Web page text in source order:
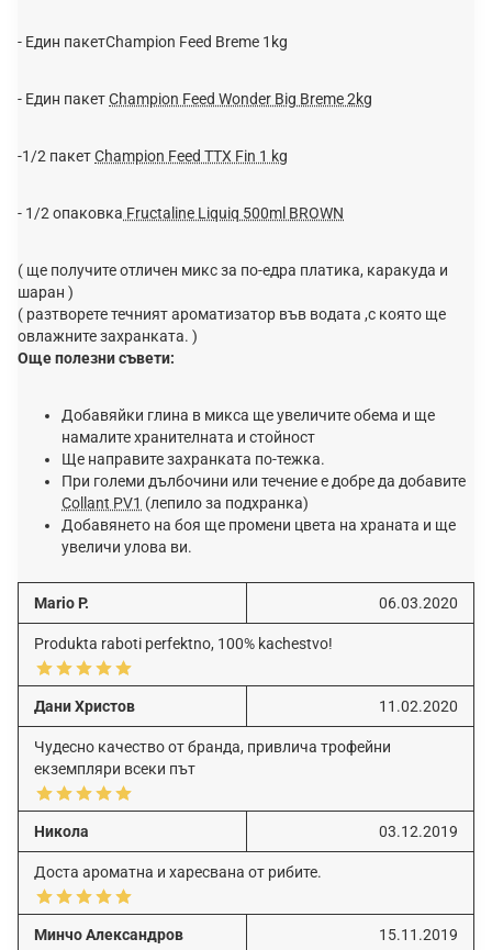
- Един пакетChampion Feed Breme 1kg
- Един пакетChampion Feed Wonder Big Breme 2kg
-1/2 пакетChampion Feed TTX Fin 1 kg
- 1/2 опаковка Fructaline Liquiq 500ml BROWN
( ще получите отличен микс за по-едра платика, каракуда и
шаран )
( разтворете течният ароматизатор във водата ,с която ще
овлажните захранката. )
Още полезни съвети:
Добавяйки глина в микса ще увеличите обема и ще
намалите хранителната и стойност
Ще направите захранката по-тежка.
При големи дълбочини или течение е добре да добавите
Collant PV1 (лепило за подхранка)
Добавянето на боя ще промени цвета на храната и ще
увеличи улова ви.
Mario P. 06.03.2020
Produkta raboti perfektno, 100% kachestvo!
Дани Христов 11.02.2020
Чудесно качество от бранда, привлича трофейни
екземпляри всеки път
Никола 03.12.2019
Доста ароматна и харесвана от рибите.
Минчо Александров 15.11.2019